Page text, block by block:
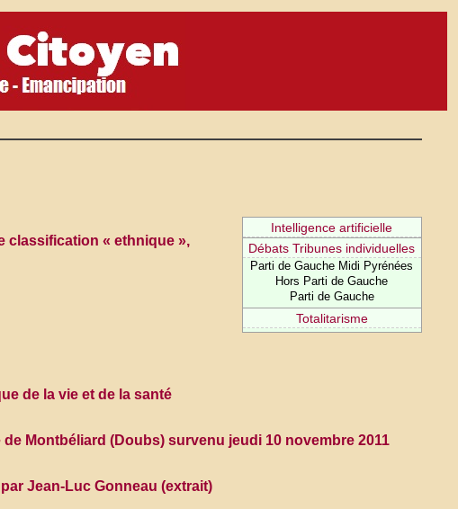
Intelligence artificielle
Débats Tribunes individuelles
Parti de Gauche Midi Pyrénées
Hors Parti de Gauche
Parti de Gauche
Totalitarisme
classification « ethnique »,
de la vie et de la santé
Montbéliard (Doubs) survenu jeudi 10 novembre 2011
Jean-Luc Gonneau (extrait)